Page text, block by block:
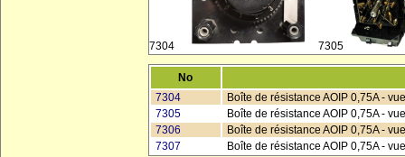
7304 7305
No
7304
Boîte de résistance AOIP 0,75A -
7305
Boîte de résistance AOIP 0,75A -
7306
Boîte de résistance AOIP 0,75A -
7307
Boîte de résistance AOIP 0,75A -